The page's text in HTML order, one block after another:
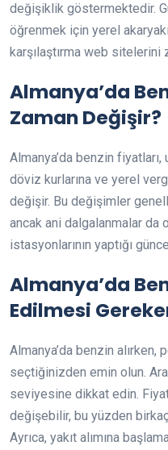
değişiklik göstermektedir.
öğrenmek için yerel
karşılaştırma web
Almanya’da
Zaman Değişir?
Almanya’da benzin
döviz kurlarına ve yerel
değişir. Bu değişimler
ancak ani dalgalanmalar da
istasyonlarının yaptığı
Almanya’da
Edilmesi
Almanya’da benzin alırken,
seçtiğinizden emin olun.
seviyesine dikkat edin.
değişebilir, bu yüzden
Ayrıca, yakıt alımına